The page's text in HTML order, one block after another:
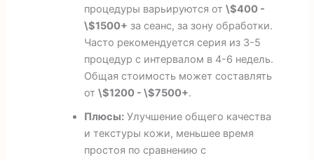
процедуры варьируются от \$400 -
\$1500+ за сеанс, за зону обработки.
Часто рекомендуется серия из 3-5
процедур с интервалом в 4-6 недель.
Общая стоимость может составлять
от \$1200 - \$7500+.
Плюсы:Улучшение общего качества
и текстуры кожи, меньшее время
простоя по сравнению с